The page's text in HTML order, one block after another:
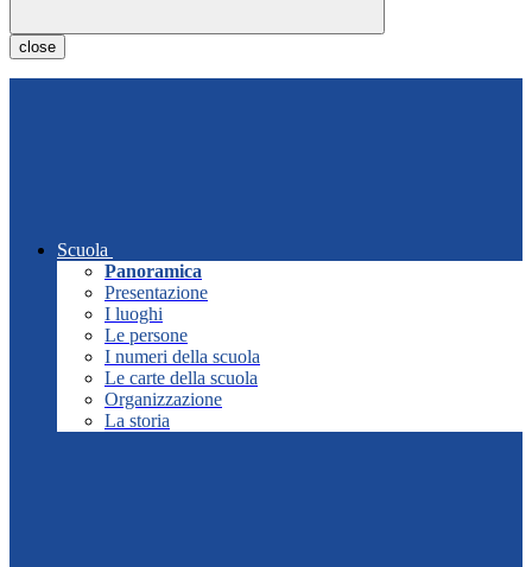
close
Scuola
Panoramica
Presentazione
I luoghi
Le persone
I numeri della scuola
Le carte della scuola
Organizzazione
La storia